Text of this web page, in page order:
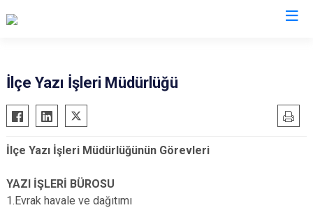
Çerkezköy
Çorlu
Hayrabolu
Malkara
Marmaraereğlisi
Süleymanpaşa
İlçe Yazı İşleri Müdürlüğü
İlçe Yazı İşleri Müdürlüğünün Görevleri
YAZI İŞLERİ BÜROSU
1.Evrak havale ve dağıtımı